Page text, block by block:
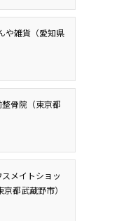
や雑貨（愛知県
整骨院（東京都
メイトショッ
都武蔵野市）